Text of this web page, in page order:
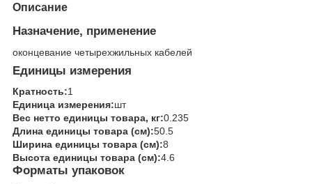
Описание
Назначение, применение
оконцевание четырехжильных кабелей
Единицы измерения
Кратность:1
Единица измерения:шт
Вес нетто единицы товара, кг:0.235
Длина единицы товара (см):50.5
Ширина единицы товара (см):8
Высота единицы товара (см):4.6
Форматы упаковок